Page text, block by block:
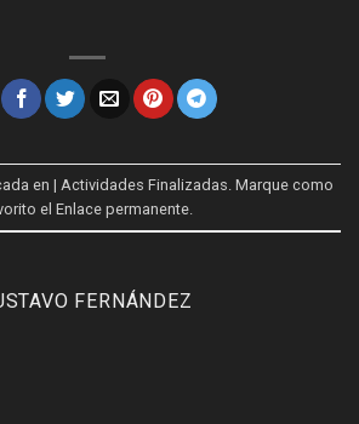
en | Actividades Finalizadas . Marque como
el Enlace permanente
FERNÁNDEZ